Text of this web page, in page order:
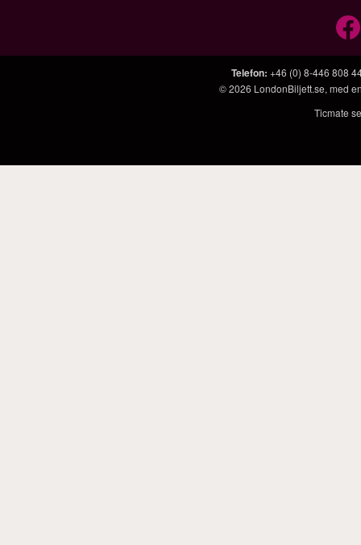
Telefon: +46 (0) 8-446 808
© 2026 LondonBiljett.se, med
Ticmate